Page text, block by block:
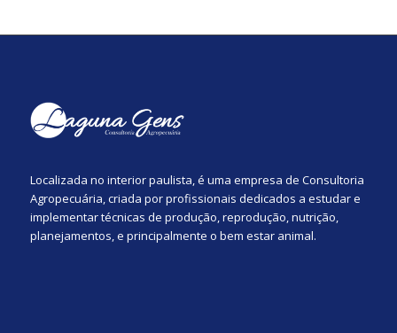
Localizada no interior paulista, é uma empresa de Consultoria
Agropecuária, criada por profissionais dedicados a estudar e
implementar técnicas de produção, reprodução, nutrição,
planejamentos, e principalmente o bem estar animal.